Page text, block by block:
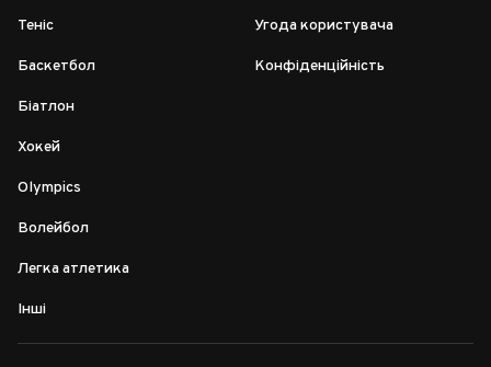
Теніс
Баскетбол
Біатлон
Хокей
Olympics
Волейбол
Легка атлетика
Інші
Угода користувача
Конфіденційність